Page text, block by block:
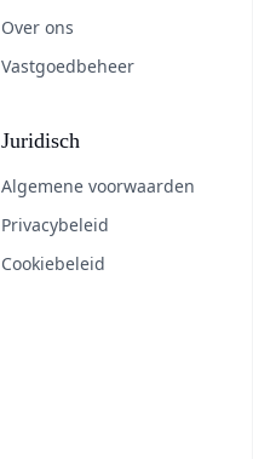
Over ons
Vastgoedbeheer
Juridisch
Algemene voorwaarden
Privacybeleid
Cookiebeleid